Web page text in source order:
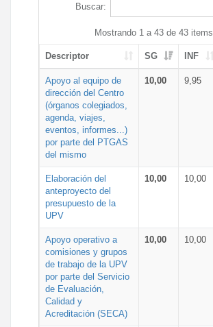
Buscar:
Mostrando 1 a 43 de 43 items
Descriptor SG INF
Apoyo al equipo de
dirección del Centro
(órganos colegiados,
agenda, viajes,
eventos, informes...)
por parte del PTGAS
del mismo
10,00 9,95
Elaboración del
anteproyecto del
presupuesto de la
UPV
10,00 10,00
Apoyo operativo a
comisiones y grupos
de trabajo de la UPV
por parte del Servicio
de Evaluación,
Calidad y
Acreditación (SECA)
10,00 10,00